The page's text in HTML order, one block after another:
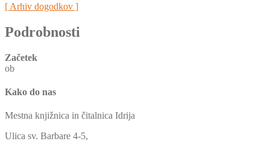
[ Arhiv dogodkov ]
Podrobnosti
Začetek
ob
Kako do nas
Mestna knjižnica in čitalnica Idrija
Ulica sv. Barbare 4-5,